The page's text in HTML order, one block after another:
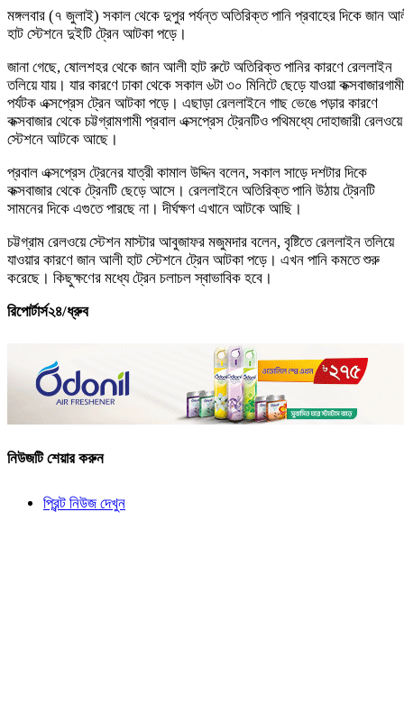
মঙ্গলবার (৭ জুলাই) সকাল থেকে দুপুর পর্যন্ত অতিরিক্ত পানি প্রবাহের দিকে জান
হাট স্টেশনে দুইটি ট্রেন আটকা পড়ে।
জানা গেছে, ষোলশহর থেকে জান আলী হাট রুটে অতিরিক্ত পানির কারণে রেললাইন
তলিয়ে যায়। যার কারণে ঢাকা থেকে সকাল ৬টা ৩০ মিনিটে ছেড়ে যাওয়া কক্সবাজারগামী
পর্যটক এক্সপ্রেস ট্রেন আটকা পড়ে। এছাড়া রেললাইনে গাছ ভেঙে পড়ার কারণে
কক্সবাজার থেকে চট্টগ্রামগামী প্রবাল এক্সপ্রেস ট্রেনটিও পথিমধ্যে দোহাজারী রেলওয়ে
স্টেশনে আটকে আছে।
প্রবাল এক্সপ্রেস ট্রেনের যাত্রী কামাল উদ্দিন বলেন, সকাল সাড়ে দশটার দিকে
কক্সবাজার থেকে ট্রেনটি ছেড়ে আসে। রেললাইনে অতিরিক্ত পানি উঠায় ট্রেনটি
সামনের দিকে এগুতে পারছে না। দীর্ঘক্ষণ এখানে আটকে আছি।
চট্টগ্রাম রেলওয়ে স্টেশন মাস্টার আবুজাফর মজুমদার বলেন, বৃষ্টিতে রেললাইন তলিয়ে
যাওয়ার কারণে জান আলী হাট স্টেশনে ট্রেন আটকা পড়ে। এখন পানি কমতে শুরু
করেছে। কিছুক্ষণের মধ্যে ট্রেন চলাচল স্বাভাবিক হবে।
রিপোর্টার্স২৪/ধ্রুব
নিউজটি শেয়ার করুন
প্রিন্ট নিউজ দেখুন